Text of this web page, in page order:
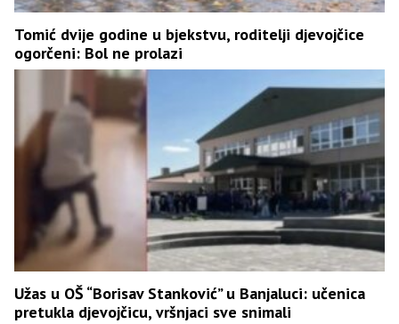
Tomić dvije godine u bjekstvu, roditelji djevojčice
ogorčeni: Bol ne prolazi
Užas u OŠ “Borisav Stanković” u Banjaluci: učenica
pretukla djevojčicu, vršnjaci sve snimali